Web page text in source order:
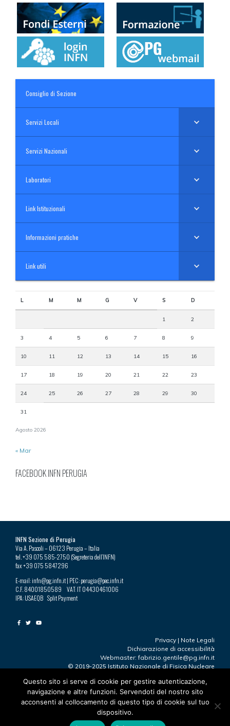
Consiglio di Sezione
Servizi Locali
Servizi Nazionali
Laboratori
Link Istituzionali
Informazioni pratiche
Link utili
Agosto 2026
L M M G V S D
1 2
3 4 5 6 7 8 9
10 11 12 13 14 15 16
17 18 19 20 21 22 23
24 25 26 27 28 29 30
31
« Mar
FACEBOOK INFN PERUGIA
INFN Sezione di Perugia
Via A. Pascoli – 06123 Perugia – Italia
tel. +39 075 585-2750 (Segreteria dell’INFN)
fax +39 075 5847296
E-mail: infn@pg.infn.it | PEC: perugia@pec.infn.it
C.F. 84001850589 VAT: IT 04430461006
IPA: USAEQB Split Payment
Privacy | Note Legali
Dichiarazione di accessibilità
Webmaster: fabrizio.gentile@pg.infn.it
© 2019-2025 Istituto Nazionale di Fisica Nucleare
Ultima modifica 23.09.2025
“Perugia” byhttps://www.facebook.com/robertotaddeofoto28
is licensed under
L’immagine è stata ridimensionata e ritagliata
Questo sito si serve di cookie per gestire autenticazione,
navigazione e altre funzioni. Servendoti del nostro sito
acconsenti al collocamento di questo tipo di cookie sul tuo
dispositivo.